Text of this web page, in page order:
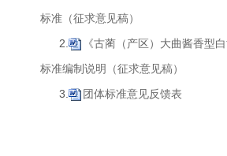
标准（征求意见稿）
2.
《古蔺（产区）大曲酱香型
标准编制说明（征求意见稿）
3.
团体标准意见反馈表